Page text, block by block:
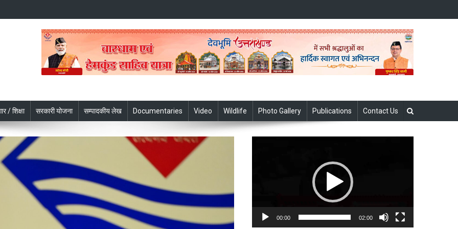
/ शिक्षा सरकारी योजना सम्पादकीय लेख Documentaries Video Wildlife Photo Gallery Publications Contact Us
00:00 02:00